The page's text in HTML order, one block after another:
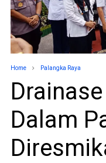
Home Palangka Raya
Dalam